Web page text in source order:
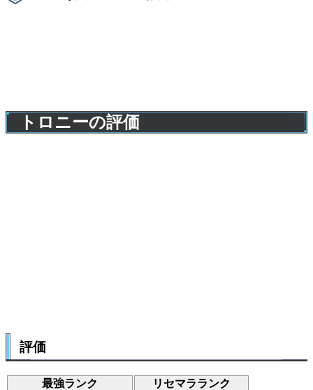
トロニーの評価
評価
最強ランク リセマラランク